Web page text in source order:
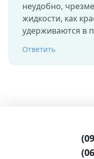
неудобно,
жидкости, как
удерживаются в
Ответить